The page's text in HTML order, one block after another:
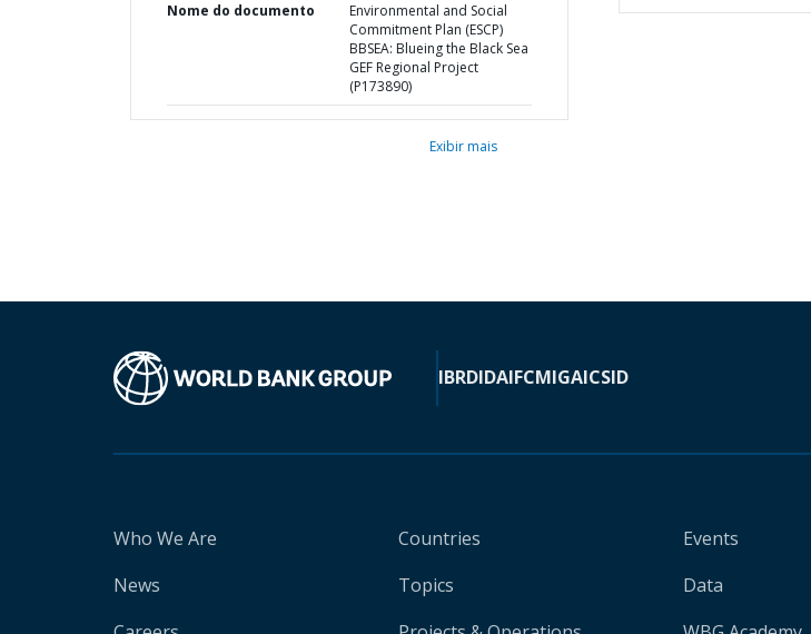
Nome do documento
Environmental and Social
Commitment Plan (ESCP)
BBSEA: Blueing the Black Sea
GEF Regional Project
(P173890)
Exibir mais
IBRDIDAIFCMIGAICSID
Who We Are
News
Countries
Topics
Events
Data